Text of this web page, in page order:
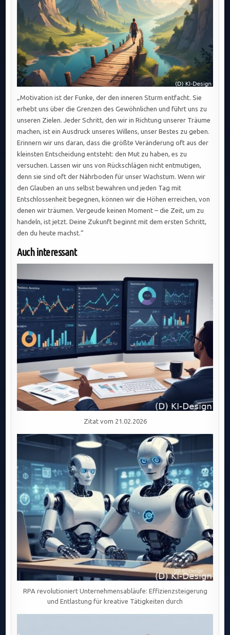
„Motivation ist der Funke, der den inneren Sturm entfacht. Sie
erhebt uns über die Grenzen des Gewöhnlichen und führt uns zu
unseren Zielen. Jeder Schritt, den wir in Richtung unserer Träume
machen, ist ein Ausdruck unseres Willens, unser Bestes zu geben.
Erinnern wir uns daran, dass die größte Veränderung oft aus der
kleinsten Entscheidung entsteht: den Mut zu haben, es zu
versuchen. Lassen wir uns von Rückschlägen nicht entmutigen,
denn sie sind oft der Nährboden für unser Wachstum. Wenn wir
den Glauben an uns selbst bewahren und jeden Tag mit
Entschlossenheit begegnen, können wir die Höhen erreichen, von
denen wir träumen. Vergeude keinen Moment – die Zeit, um zu
handeln, ist jetzt. Deine Zukunft beginnt mit dem ersten Schritt,
den du heute machst.“
Auch interessant
Zitat vom 21.02.2026
RPA revolutioniert Unternehmensabläufe: Effizienzsteigerung
und Entlastung für kreative Tätigkeiten durch